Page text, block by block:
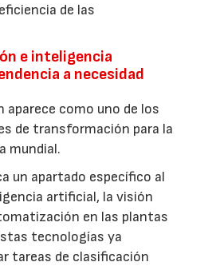
de las
e inteligencia
a necesidad
aparece como uno de los
de transformación para la
mundial.
un apartado específico al
artificial, la visión
en las plantas
tecnologías ya
tareas de clasificación